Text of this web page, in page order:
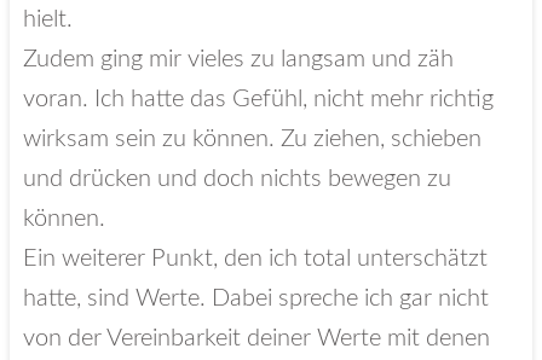
hielt.
Zudem ging mir vieles zu langsam und zäh
voran. Ich hatte das Gefühl, nicht mehr richtig
wirksam sein zu können. Zu ziehen, schieben
und drücken und doch nichts bewegen zu
können.
Ein weiterer Punkt, den ich total unterschätzt
hatte, sind Werte. Dabei spreche ich gar nicht
von der Vereinbarkeit deiner Werte mit denen